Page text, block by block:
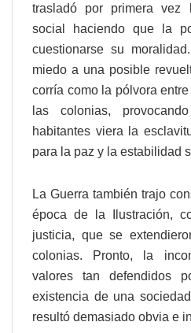
trasladó por primera vez
social haciendo que la
cuestionarse su
miedo a una posible
corría como la pólvora
las colonias,
habitantes viera la
para la paz y la estabilidad
La Guerra también trajo
época de la Ilustración,
justicia, que se
colonias. Pronto, la
valores tan defendidos
existencia de una
resultó demasiado obvia e